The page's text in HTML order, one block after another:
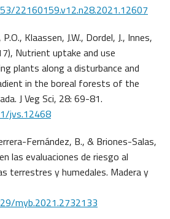
22160159.v12.n28.2021.12607
Klaassen, J.W., Dordel, J., Innes,
Nutrient uptake and use
plants along a disturbance and
in the boreal forests of the
J Veg Sci, 28: 69-81.
jvs.12468
Fernández, B., & Briones-Salas,
las evaluaciones de riesgo al
terrestres y humedales. Madera y
myb.2021.2732133